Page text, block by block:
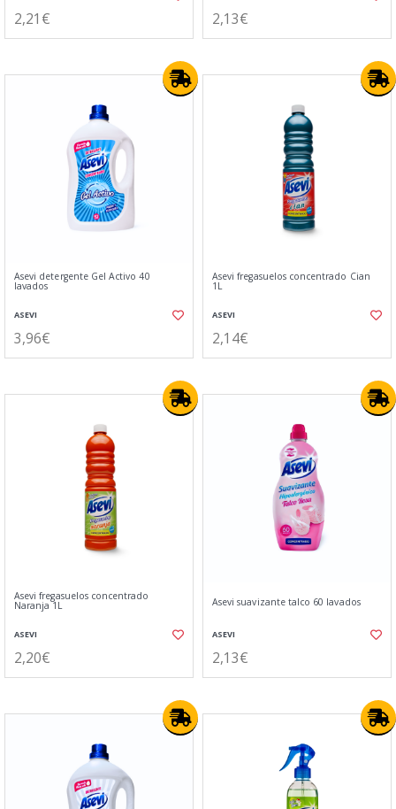
2,21€ 2,13€
Asevi detergente Gel Activo 40
lavados
ASEVI
3,96€
Asevi fregasuelos concentrado Cian
1L
ASEVI
2,14€
Asevi fregasuelos concentrado
Naranja 1L
ASEVI
2,20€
Asevi suavizante talco 60 lavados
ASEVI
2,13€